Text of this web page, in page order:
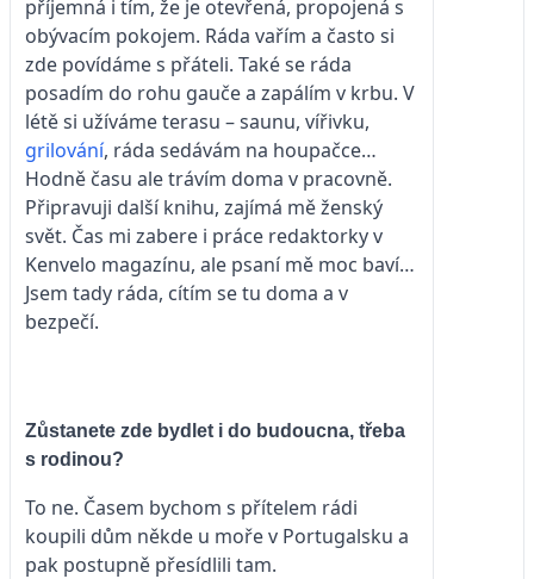
příjemná i tím, že je otevřená, propojená s
obývacím pokojem. Ráda vařím a často si
zde povídáme s přáteli. Také se ráda
posadím do rohu gauče a zapálím v krbu. V
létě si užíváme terasu – saunu, vířivku,
grilování, ráda sedávám na houpačce…
Hodně času ale trávím doma v pracovně.
Připravuji další knihu, zajímá mě ženský
svět. Čas mi zabere i práce redaktorky v
Kenvelo magazínu, ale psaní mě moc baví…
Jsem tady ráda, cítím se tu doma a v
bezpečí.
Zůstanete zde bydlet i do budoucna, třeba
s rodinou?
To ne. Časem bychom s přítelem rádi
koupili dům někde u moře v Portugalsku a
pak postupně přesídlili tam.